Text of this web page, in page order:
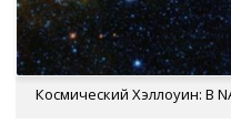
Космический Хэллоуин: В